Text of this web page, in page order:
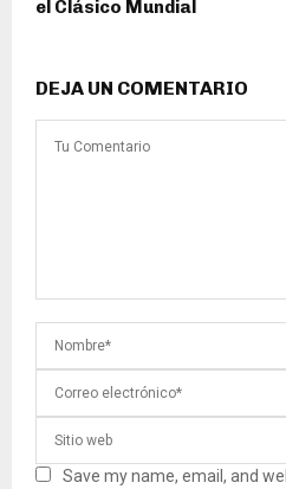
el Clásico Mundial
DEJA UN COMENTARIO
Save my name, email, and